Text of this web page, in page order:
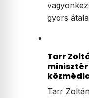
gyors
Tarr
Tarr